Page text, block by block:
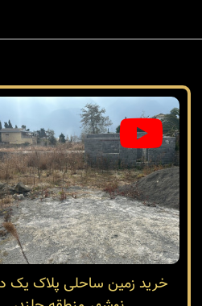
خرید زمین ساحلی پلاک یک